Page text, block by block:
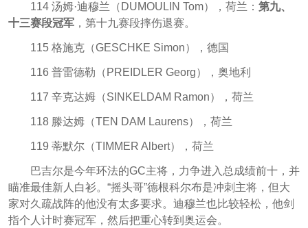
114 汤姆·迪穆兰（DUMOULIN Tom），荷兰： 第九、
十三赛段冠军，第十九赛段摔伤退赛。
115 格施克（GESCHKE Simon），德国
116 普雷德勒（PREIDLER Georg），奥地利
117 辛克达姆（SINKELDAM Ramon），荷兰
118 滕达姆（TEN DAM Laurens），荷兰
119 蒂默尔（TIMMER Albert），荷兰
巴吉尔是今年环法的GC主将，力争进入总成绩前十，并
瞄准最佳新人白衫。“摇头哥”德根科尔布是冲刺主将，但大
家对久疏战阵的他没有太多要求。迪穆兰也比较轻松，他剑
指个人计时赛冠军，然后把重心转到奥运会。